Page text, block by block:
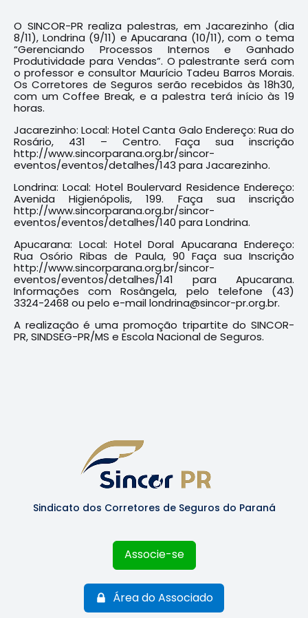
O SINCOR-PR realiza palestras, em Jacarezinho (dia
8/11), Londrina (9/11) e Apucarana (10/11), com o tema
“Gerenciando Processos Internos e Ganhado
Produtividade para Vendas”. O palestrante será com
o professor e consultor Maurício Tadeu Barros Morais.
Os Corretores de Seguros serão recebidos às 18h30,
com um Coffee Break, e a palestra terá início às 19
horas.
Jacarezinho: Local: Hotel Canta Galo Endereço: Rua do
Rosário, 431 – Centro. Faça sua inscrição
http://www.sincorparana.org.br/sincor-
eventos/eventos/detalhes/143 para Jacarezinho.
Londrina: Local: Hotel Boulervard Residence Endereço:
Avenida Higienópolis, 199. Faça sua inscrição
http://www.sincorparana.org.br/sincor-
eventos/eventos/detalhes/140 para Londrina.
Apucarana: Local: Hotel Doral Apucarana Endereço:
Rua Osório Ribas de Paula, 90 Faça sua Inscrição
http://www.sincorparana.org.br/sincor-
eventos/eventos/detalhes/141 para Apucarana.
Informações com Rosângela, pelo telefone (43)
3324-2468 ou pelo e-mail londrina@sincor-pr.org.br.
A realização é uma promoção tripartite do SINCOR-
PR, SINDSEG-PR/MS e Escola Nacional de Seguros.
Sindicato dos Corretores de Seguros do Paraná
Associe-se
Área do Associado